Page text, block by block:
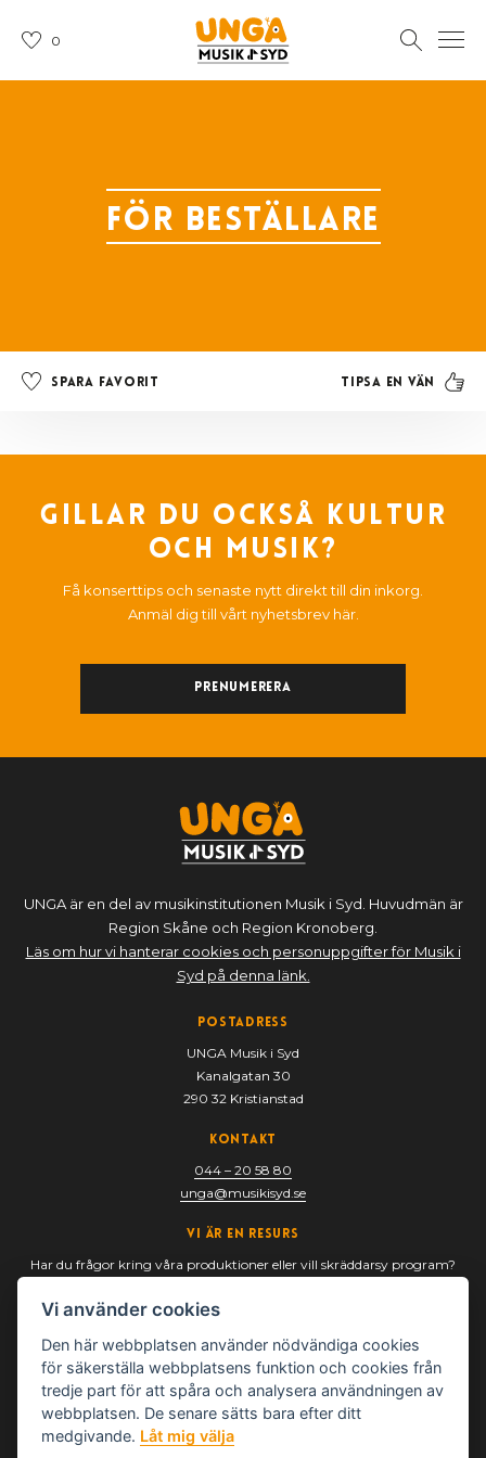
0
För beställare
Spara favorit Tipsa en vän
Gillar du också kultur
och musik?
Få konserttips och senaste nytt direkt till din inkorg.
Anmäl dig till vårt nyhetsbrev här.
Prenumerera
UNGA är en del av musikinstitutionen Musik i Syd. Huvudmän är
Region Skåne och Region Kronoberg.
Läs om hur vi hanterar cookies och personuppgifter för Musik i
Syd på denna länk.
Postadress
UNGA Musik i Syd
Kanalgatan 30
290 32 Kristianstad
Kontakt
044 – 20 58 80
unga@musikisyd.se
Vi är en resurs
Har du frågor kring våra produktioner eller vill skräddarsy program?
med oss.
Vi använder cookies
Den här webbplatsen använder nödvändiga cookies
för säkerställa webbplatsens funktion och cookies från
tredje part för att spåra och analysera användningen av
webbplatsen. De senare sätts bara efter ditt
medgivande. Låt mig välja